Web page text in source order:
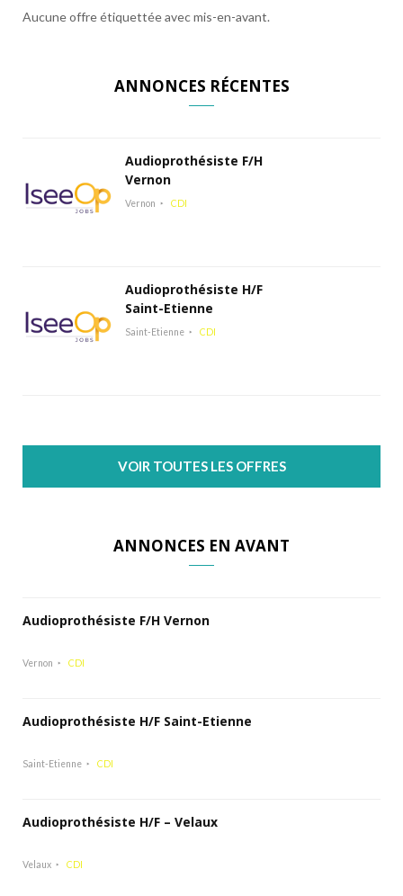
Aucune offre étiquettée avec mis-en-avant.
ANNONCES RÉCENTES
Audioprothésiste F/H
Vernon
Vernon CDI
Audioprothésiste H/F
Saint-Etienne
Saint-Etienne CDI
VOIR TOUTES LES OFFRES
ANNONCES EN AVANT
Audioprothésiste F/H Vernon
Vernon CDI
Audioprothésiste H/F Saint-Etienne
Saint-Etienne CDI
Audioprothésiste H/F – Velaux
Velaux CDI